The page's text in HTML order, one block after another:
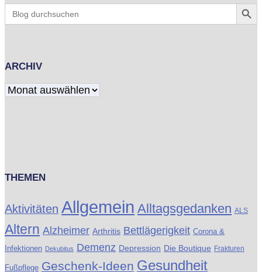
Search
for:
Search
ARCHIV
Archiv
THEMEN
Aktivitäten Allgemein Alltagsgedanken ALS
Altern Alzheimer Arthritis Bettlägerigkeit Corona &
Infektionen Dekubitus Demenz Depression Die Boutique Frakturen
Fußpflege Geschenk-Ideen Gesundheit